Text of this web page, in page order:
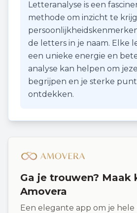
Letteranalyse is een
methode om inzicht te
de letters in je naam. Elke
een unieke energie en
analyse kan helpen om
begrijpen en je sterke
ontdekken.
Ga je trouwen? Maak
Amovera
Een elegante app om je